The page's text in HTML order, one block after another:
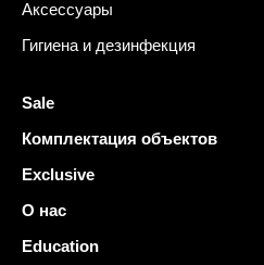
Аксессуары
Гигиена и дезинфекция
Sale
Комплектация объектов
Exclusive
О нас
Education